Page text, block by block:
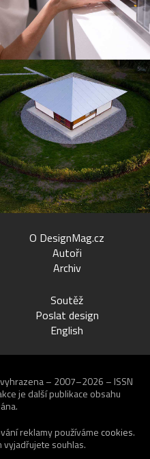
O DesignMag.cz
Autoři
Archiv
Soutěž
Poslat design
English
– 2007–2026 – ISSN
je další publikace obsahu
reklamy používáme cookies.
vyjadřujete souhlas.